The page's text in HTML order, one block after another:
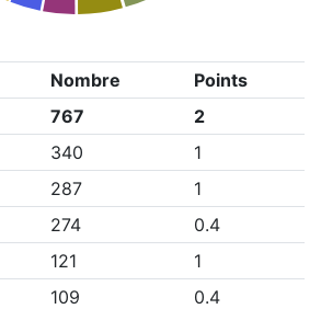
Nombre
Points
767
2
340
1
287
1
274
0.4
121
1
109
0.4